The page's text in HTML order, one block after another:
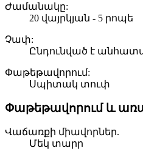
Ժամանակը:
20 վայրկյան - 5 րոպե
Չափ:
Ընդունված է
Փաթեթավորում:
Սպիտակ տուփ
Փաթեթավորում և
Վաճառքի միավորներ.
Մեկ տարր